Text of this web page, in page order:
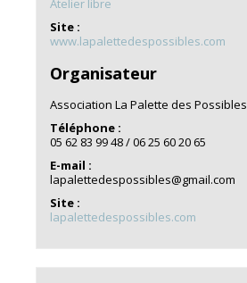
Atelier libre
Site :
www.lapalettedespossibles.com
Organisateur
Association La Palette des Possibles
Téléphone :
05 62 83 99 48 / 06 25 60 20 65
E-mail :
lapalettedespossibles@gmail.com
Site :
lapalettedespossibles.com